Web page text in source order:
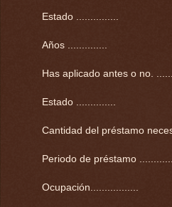
Estado ...............
Años ..............
Has aplicado antes o no.
Estado ..............
Cantidad del préstamo
Periodo de préstamo
Ocupación.................